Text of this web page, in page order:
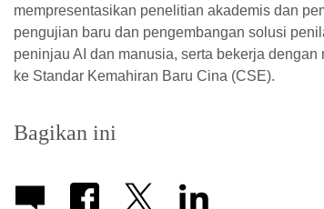
mempresentasikan penelitian akademis dan
pengujian baru dan pengembangan solusi
peninjau AI dan manusia, serta bekerja
ke Standar Kemahiran Baru Cina (CSE).
Bagikan ini